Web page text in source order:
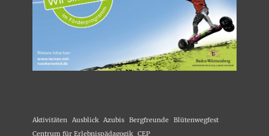
Aktivitäten Ausblick Azubis Bergfreunde
Blütenwegfest
Centrum für Erlebnispädagogik
CEP